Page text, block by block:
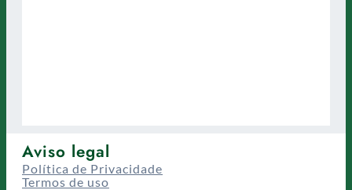
Aviso legal
Política de Privacidade
Termos de uso